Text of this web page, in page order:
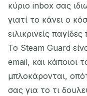
κύριο inbox σας
γιατί το κάνει ο
ειλικρινείς
Το Steam Guard
email, και κάποιοι
μπλοκάρονται,
σας για το τι